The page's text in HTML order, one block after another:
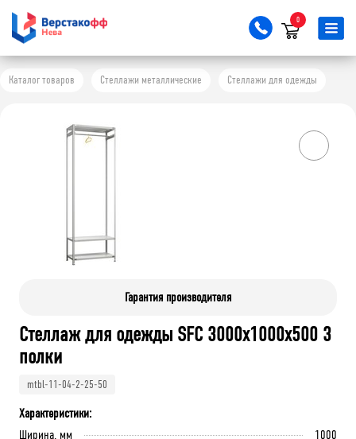
0
Каталог товаров Стеллажи металлические Стеллажи для одежды
Гарантия производителя
Стеллаж для одежды SFC 3000x1000x500 3
полки
mtbl-11-04-2-25-50
Характеристики:
Ширина, мм
1000